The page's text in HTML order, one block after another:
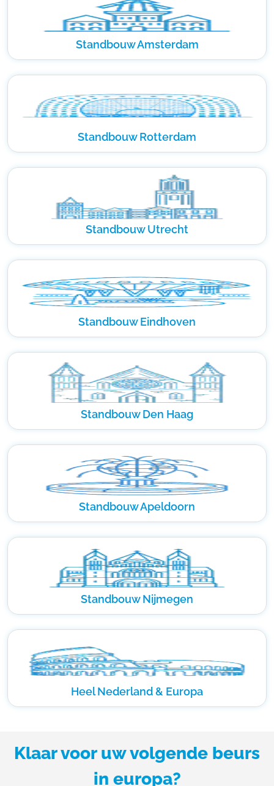
Standbouw Amsterdam
Standbouw Rotterdam
Standbouw Utrecht
Standbouw Eindhoven
Standbouw Den Haag
Standbouw Apeldoorn
Standbouw Nijmegen
Heel Nederland & Europa
Klaar voor uw volgende beurs
in europa?